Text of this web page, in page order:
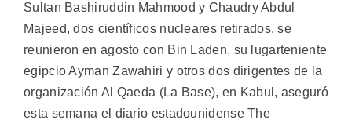
Sultan Bashiruddin Mahmood y Chaudry Abdul
Majeed, dos científicos nucleares retirados, se
reunieron en agosto con Bin Laden, su lugarteniente
egipcio Ayman Zawahiri y otros dos dirigentes de la
organización Al Qaeda (La Base), en Kabul, aseguró
esta semana el diario estadounidense The